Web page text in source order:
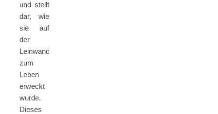
und stellt
dar, wie
sie auf
der
Leinwand
zum
Leben
erweckt
wurde.
Dieses